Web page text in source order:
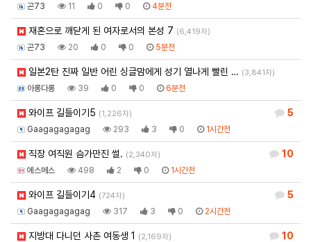
곤73 11 0 0 4분전
재혼으로 깨닫게 된 여자로서의 본성 7 (6,419자)
곤73 20 0 0 5분전
일본2탄 진짜 일반 어린 싱글맘에게 성기 열나게 빨린 … (3,841자)
아롱다롱 39 0 0 6분전
5
와이프 길들이기5 (1,226자)
Gaagagagagag 293 3 0 1시간전
10
직장 여직원 슴가만진 썰. (2,340자)
에스메스 498 2 0 1시간전
5
와이프 길들이기4 (724자)
Gaagagagagag 317 3 0 2시간전
10
지방대 다니던 사촌 여동생 1 (2,169자)